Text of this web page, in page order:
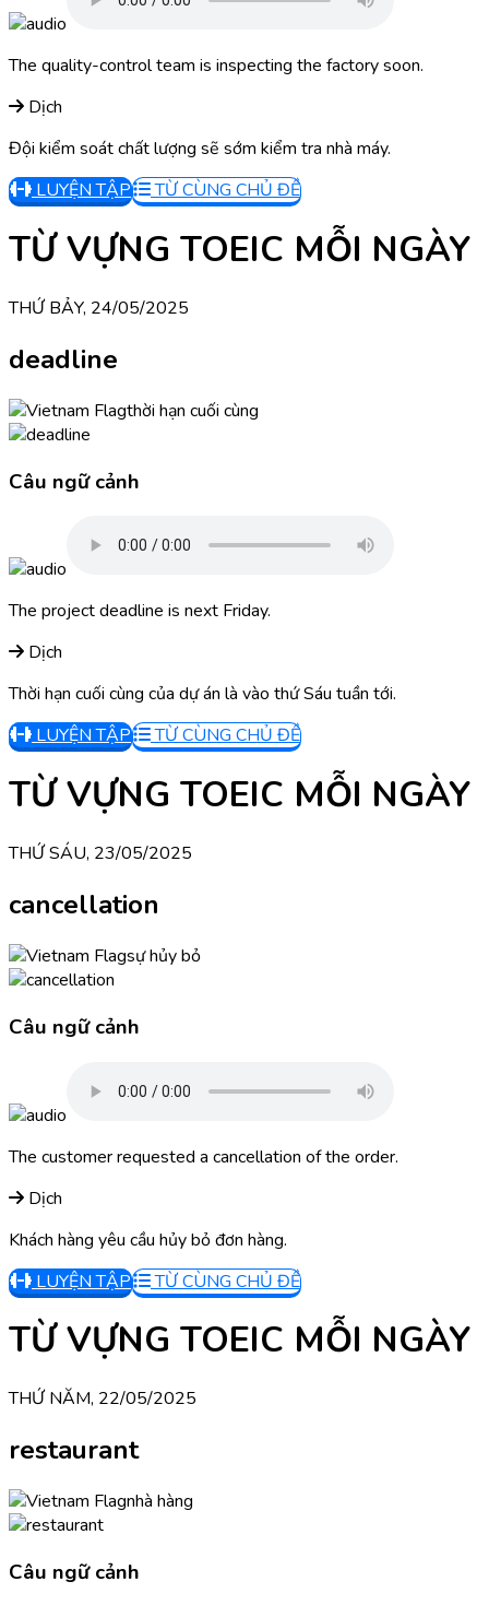
The quality-control team is inspecting the factory soon.
Dịch
Đội kiểm soát chất lượng sẽ sớm kiểm tra nhà máy.
LUYỆN TẬP
TỪ CÙNG CHỦ ĐỀ
TỪ VỰNG TOEIC MỖI NGÀY
THỨ BẢY, 24/05/2025
deadline
thời hạn cuối cùng
Câu ngữ cảnh
The project deadline is next Friday.
Dịch
Thời hạn cuối cùng của dự án là vào thứ Sáu tuần tới.
LUYỆN TẬP
TỪ CÙNG CHỦ ĐỀ
TỪ VỰNG TOEIC MỖI NGÀY
THỨ SÁU, 23/05/2025
cancellation
sự hủy bỏ
Câu ngữ cảnh
The customer requested a cancellation of the order.
Dịch
Khách hàng yêu cầu hủy bỏ đơn hàng.
LUYỆN TẬP
TỪ CÙNG CHỦ ĐỀ
TỪ VỰNG TOEIC MỖI NGÀY
THỨ NĂM, 22/05/2025
restaurant
nhà hàng
Câu ngữ cảnh